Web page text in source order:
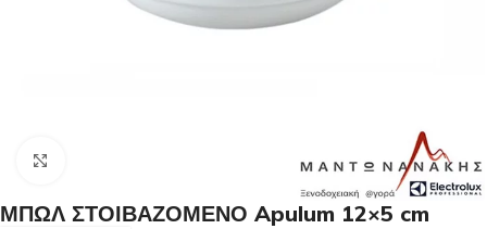
ΜΠΩΛ ΣΤΟΙΒΑΖΟΜΕΝΟ Apulum 12×5 cm